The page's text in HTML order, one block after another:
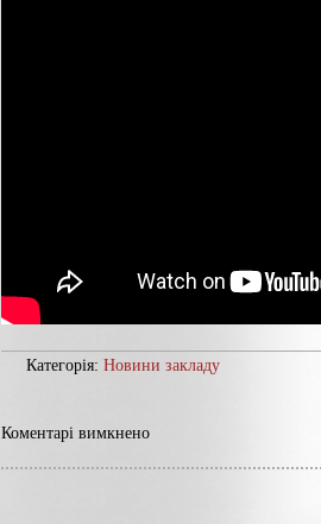
Категорія: Новини закладу
Коментарі вимкнено